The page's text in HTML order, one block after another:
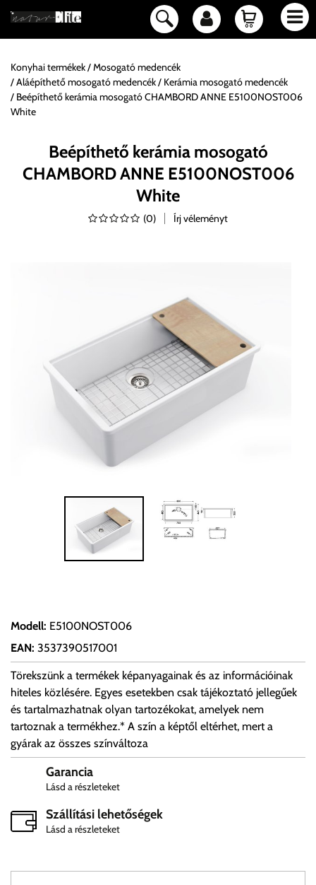
Konyhai termékek
Mosogató medencék
Aláépíthető mosogató medencék
Kerámia mosogató medencék
Beépíthető kerámia mosogató CHAMBORD ANNE E5100NOST006
White
Beépíthető kerámia mosogató
CHAMBORD ANNE E5100NOST006
White
(0) Írj véleményt
Modell: E5100NOST006
EAN: 3537390517001
Törekszünk a termékek képanyagainak és az információinak
hiteles közlésére. Egyes esetekben csak tájékoztató jellegűek
és tartalmazhatnak olyan tartozékokat, amelyek nem
tartoznak a termékhez.* A szín a képtől eltérhet, mert a
gyárak az összes színváltoza
Garancia
Lásd a részleteket
Szállítási lehetőségek
Lásd a részleteket